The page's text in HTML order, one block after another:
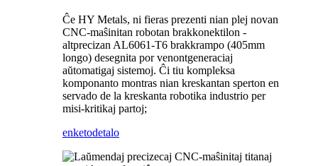
Ĉe HY Metals, ni fieras prezenti nian plej novan
CNC-maŝinitan robotan brakkonektilon -
altprecizan AL6061-T6 brakkrampo (405mm
longo) desegnita por venontgeneraciaj
aŭtomatigaj sistemoj. Ĉi tiu kompleksa
komponanto montras nian kreskantan sperton en
servado de la kreskanta robotika industrio per
misi-kritikaj partoj;
enketodetalo